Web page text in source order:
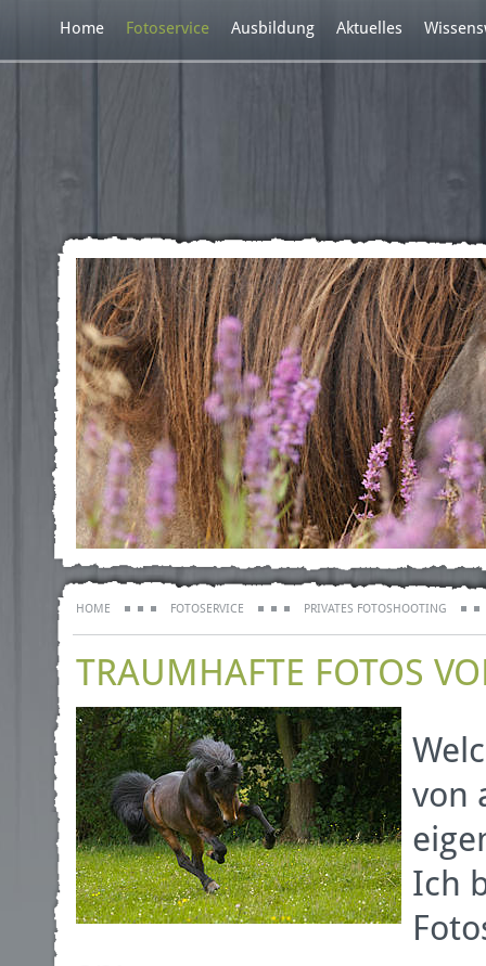
Home Fotoservice Ausbildung Aktuelles
HOME FOTOSERVICE PRIVATES FOTOSHOOTING
TRAUMHAFTE FOTOS
von
Ich